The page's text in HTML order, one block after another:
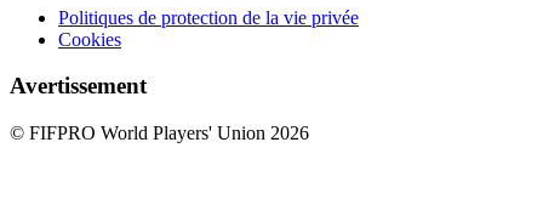
Politiques de protection de la vie privée
Cookies
Avertissement
© FIFPRO World Players' Union 2026